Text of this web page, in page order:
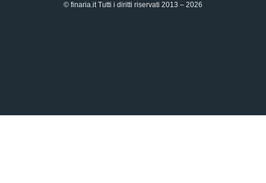
© finaria.it Tutti i diritti riservati 2013 – 2026